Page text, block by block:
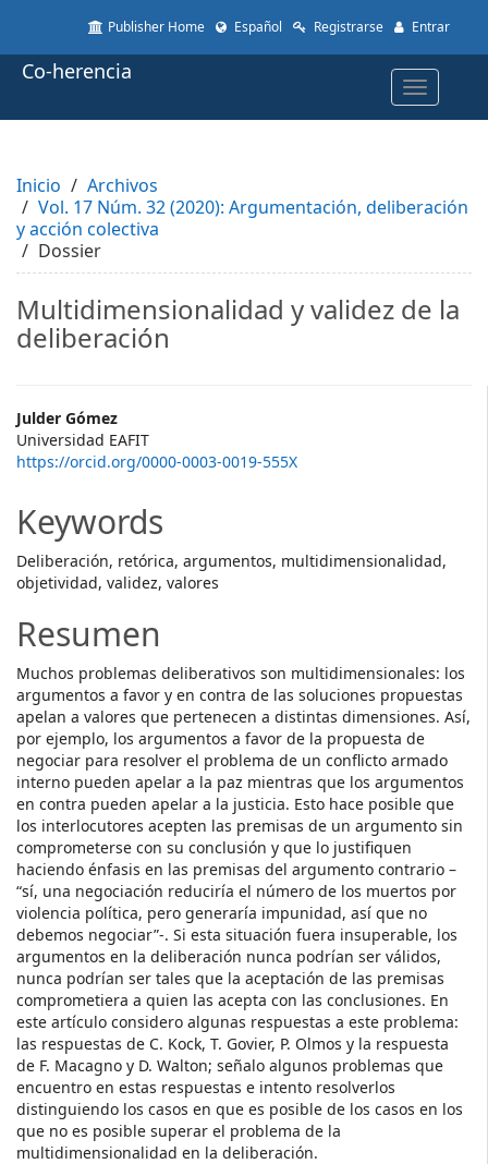
to
page
Main
Content
Sidebar
Publisher Home Español Registrarse Entrar
Toggle
Co-herencia
Inicio
Archivos
Vol. 17 Núm. 32 (2020): Argumentación, deliberación
y acción colectiva
Dossier
Multidimensionalidad y validez de la
deliberación
Main
Article
Julder Gómez
Universidad EAFIT
https://orcid.org/0000-0003-0019-555X
Keywords
Deliberación, retórica, argumentos, multidimensionalidad,
objetividad, validez, valores
Resumen
Muchos problemas deliberativos son multidimensionales: los
argumentos a favor y en contra de las soluciones propuestas
apelan a valores que pertenecen a distintas dimensiones. Así,
por ejemplo, los argumentos a favor de la propuesta de
negociar para resolver el problema de un conflicto armado
interno pueden apelar a la paz mientras que los argumentos
en contra pueden apelar a la justicia. Esto hace posible que
los interlocutores acepten las premisas de un argumento sin
comprometerse con su conclusión y que lo justifiquen
haciendo énfasis en las premisas del argumento contrario –
“sí, una negociación reduciría el número de los muertos por
violencia política, pero generaría impunidad, así que no
debemos negociar”-. Si esta situación fuera insuperable, los
argumentos en la deliberación nunca podrían ser válidos,
nunca podrían ser tales que la aceptación de las premisas
comprometiera a quien las acepta con las conclusiones. En
este artículo considero algunas respuestas a este problema:
las respuestas de C. Kock, T. Govier, P. Olmos y la respuesta
de F. Macagno y D. Walton; señalo algunos problemas que
encuentro en estas respuestas e intento resolverlos
distinguiendo los casos en que es posible de los casos en los
que no es posible superar el problema de la
multidimensionalidad en la deliberación.